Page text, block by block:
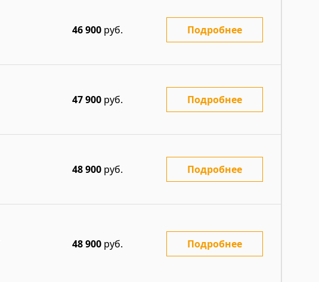
46 900 руб. Подробнее
47 900 руб. Подробнее
48 900 руб. Подробнее
48 900 руб. Подробнее